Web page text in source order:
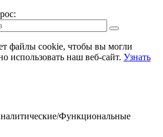
файлы cookie, чтобы вы могли
использовать наш веб-сайт. Узнать
Функциональные